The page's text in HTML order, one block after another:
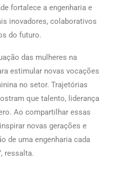
fortalece a engenharia e
inovadores, colaborativos
do futuro.
das mulheres na
estimular novas vocações
no setor. Trajetórias
que talento, liderança
Ao compartilhar essas
novas gerações e
de uma engenharia cada
ressalta.